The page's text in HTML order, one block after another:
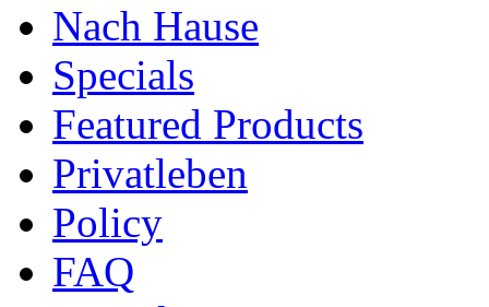
Nach Hause
Specials
Featured Products
Privatleben
Policy
FAQ